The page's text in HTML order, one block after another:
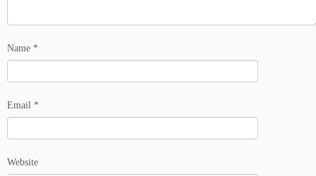
Name *
Email *
Website